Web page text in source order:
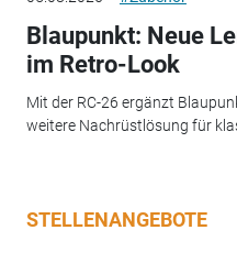
Blaupunkt: Neue
im Retro-Look
Mit der RC-26 ergänzt
weitere Nachrüstlösung für
STELLENANGEBOTE